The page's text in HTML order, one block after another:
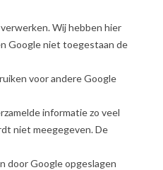
Wij hebben hier
Google niet toegestaan de
voor andere Google
informatie zo veel
niet meegegeven. De
door Google opgeslagen